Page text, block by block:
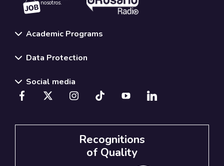
nosotros.
Academic Programs
Data Protection
Social media
Recognitions
of Quality